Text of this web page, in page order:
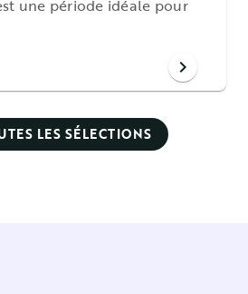
LES SÉLECTIONS
une période idéale pour
chevron_right